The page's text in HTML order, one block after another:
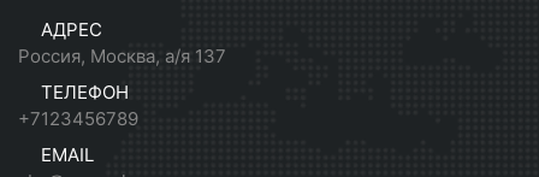
АДРЕС
Россия, Москва, а/я 137
ТЕЛЕФОН
+7123456789
EMAIL